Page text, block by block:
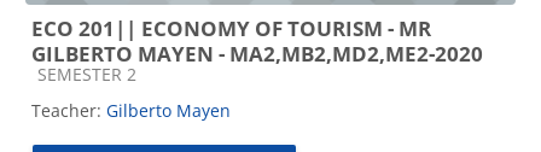
ECO 201|| ECONOMY OF TOURISM - MR
GILBERTO MAYEN - MA2,MB2,MD2,ME2-2020
Course category
SEMESTER 2
Teacher: Gilberto Mayen